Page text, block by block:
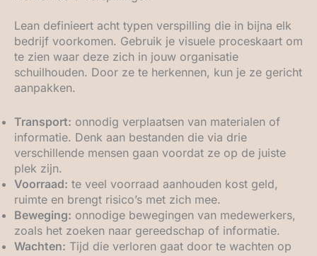
Lean definieert acht typen verspilling die in bijna elk
bedrijf voorkomen. Gebruik je visuele proceskaart om
te zien waar deze zich in jouw organisatie
schuilhouden. Door ze te herkennen, kun je ze gericht
aanpakken.
Transport: onnodig verplaatsen van materialen of
informatie. Denk aan bestanden die via drie
verschillende mensen gaan voordat ze op de juiste
plek zijn.
Voorraad: te veel voorraad aanhouden kost geld,
ruimte en brengt risico’s met zich mee.
Beweging: onnodige bewegingen van medewerkers,
zoals het zoeken naar gereedschap of informatie.
Wachten: Tijd die verloren gaat door te wachten op